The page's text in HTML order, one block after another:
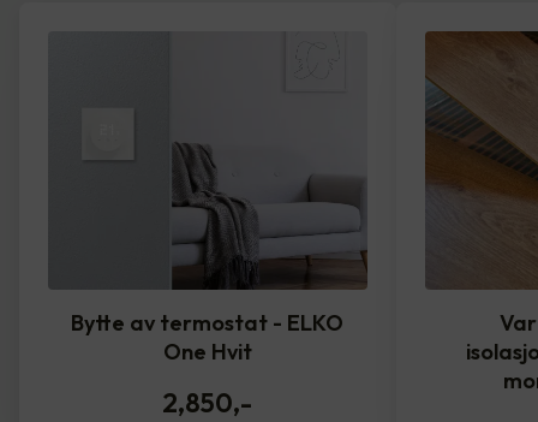
Bytte av termostat - ELKO
One Hvit
2,850,-